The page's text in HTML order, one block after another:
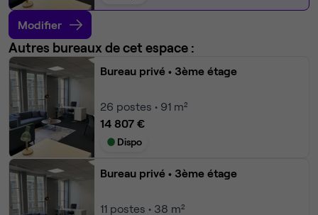
Modifier
Autres bureaux de cet espace :
Bureau privé • 3ème étage
26 postes • 91 m²
14 807 €
Dispo
Bureau privé • 3ème étage
11 postes • 38 m²